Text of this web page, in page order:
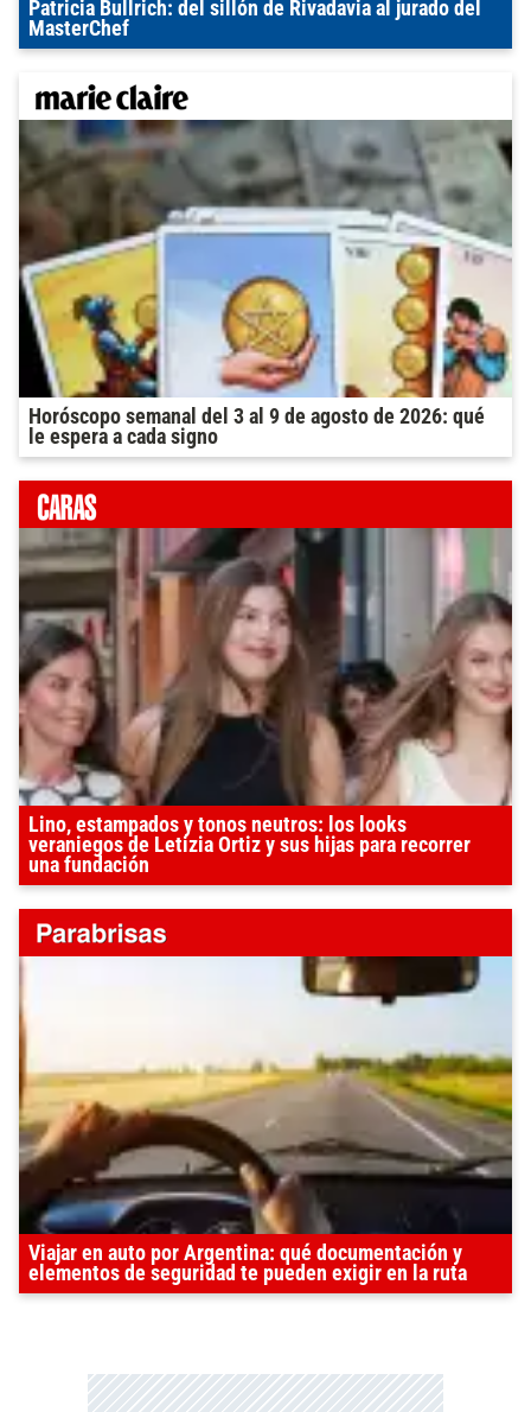
Patricia Bullrich: del sillón de Rivadavia al jurado del
MasterChef
Horóscopo semanal del 3 al 9 de agosto de 2026: qué
le espera a cada signo
Lino, estampados y tonos neutros: los looks
veraniegos de Letizia Ortiz y sus hijas para recorrer
una fundación
Viajar en auto por Argentina: qué documentación y
elementos de seguridad te pueden exigir en la ruta